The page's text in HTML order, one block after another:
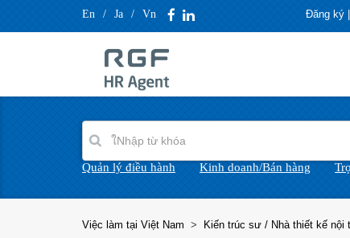
En / Ja / Vn Đăng ký|
Quản lý điều hành Kinh doanh/Bán hàng
Việc làm tại Việt Nam > Kiến trúc sư / Nhà thiết kế nội